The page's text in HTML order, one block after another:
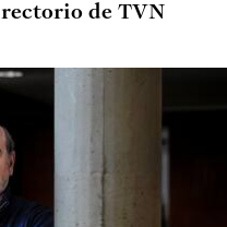
de TVN